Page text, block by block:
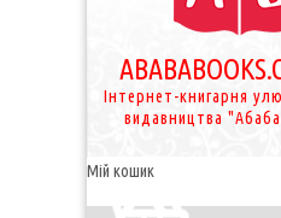
Інтернет-книгарня
видавництва
Мій кошик